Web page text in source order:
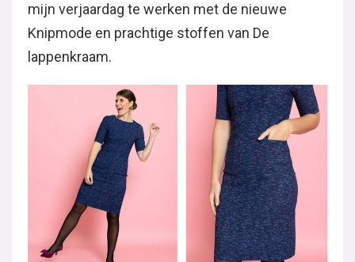
mijn verjaardag te werken met de nieuwe
Knipmode en prachtige stoffen van De
lappenkraam.